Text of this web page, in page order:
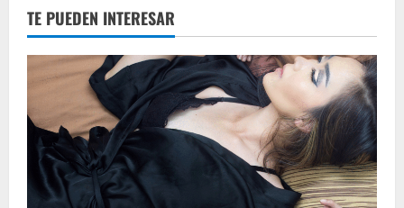
TE PUEDEN INTERESAR